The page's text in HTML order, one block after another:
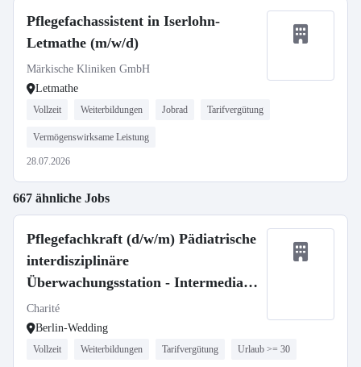
Pflegefachassistent in Iserlohn-
Letmathe (m/w/d)
Märkische Kliniken GmbH
Letmathe
Vollzeit Weiterbildungen Jobrad Tarifvergütung
Vermögenswirksame Leistung
28.07.2026
667 ähnliche Jobs
Pflegefachkraft (d/w/m) Pädiatrische
interdisziplinäre
Überwachungsstation - Intermediate
Care
Charité
Berlin-Wedding
Vollzeit Weiterbildungen Tarifvergütung Urlaub >= 30